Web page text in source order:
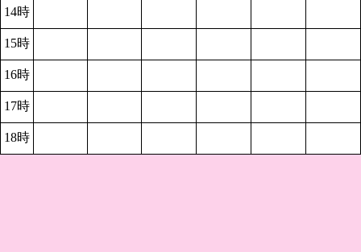
14時
15時
16時
17時
18時